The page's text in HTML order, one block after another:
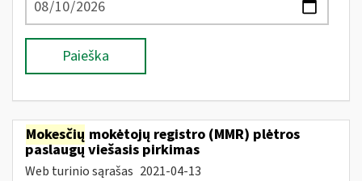
Paieška
Mokesčių mokėtojų registro (MMR) plėtros
paslaugų viešasis pirkimas
Web turinio sąrašas 2021-04-13